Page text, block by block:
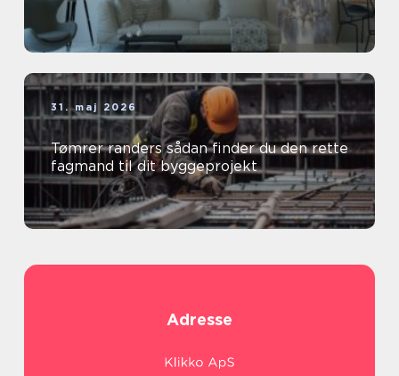
31. maj 2026
Tømrer randers sådan finder du den rette
fagmand til dit byggeprojekt
Adresse